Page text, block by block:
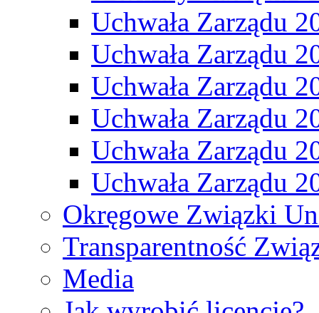
Uchwała Zarządu
Uchwała Zarządu
Uchwała Zarządu
Uchwała Zarządu
Uchwała Zarządu
Uchwała Zarządu
Okręgowe Związki
Transparentność
Media